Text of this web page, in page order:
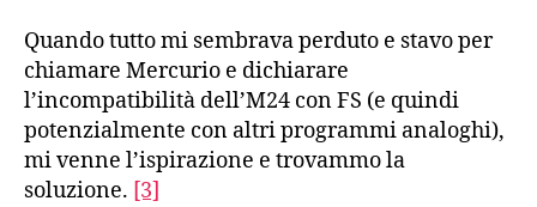
Quando tutto mi sembrava perduto e stavo per
chiamare Mercurio e dichiarare
l’incompatibilità dell’M24 con FS (e quindi
potenzialmente con altri programmi analoghi),
mi venne l’ispirazione e trovammo la
soluzione. [3]